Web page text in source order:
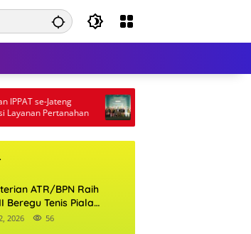
se-Jateng
Pertanahan
Pertamina Patra Niaga Papua
5 Penghargaan ISRA 2026
ATR/BPN Raih
Beregu Tenis Piala
DKI Jakarta 2026
2026 56